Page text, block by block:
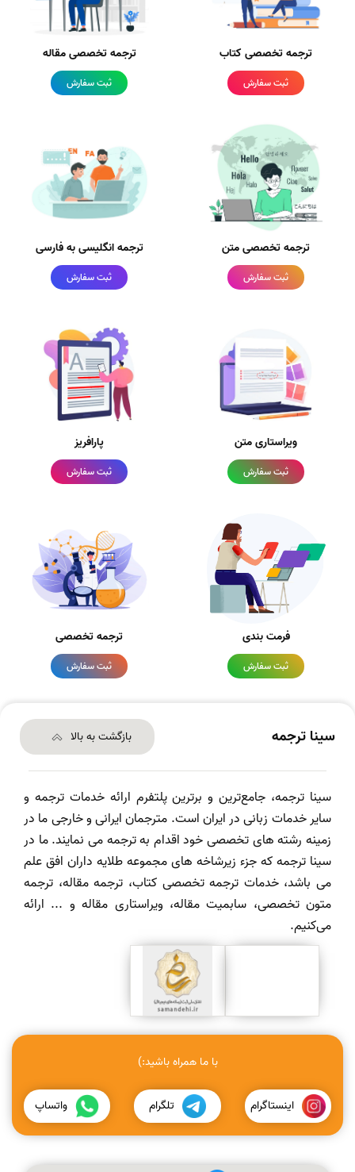
ترجمه تخصصی کتاب
ثبت سفارش
ترجمه تخصصی مقاله
ثبت سفارش
ترجمه تخصصی متن
ثبت سفارش
ترجمه انگلیسی به فارسی
ثبت سفارش
ویراستاری متن
ثبت سفارش
پارافریز
ثبت سفارش
فرمت بندی
ثبت سفارش
ترجمه تخصصی
ثبت سفارش
سینا ترجمه بازگشت به بالا
سینا ترجمه، جامع‌ترین و برترین پلتفرم ارائه خدمات ترجمه و
سایر خدمات زبانی در ایران است. مترجمان ایرانی و خارجی ما در
زمینه رشته های تخصصی خود اقدام به ترجمه می نمایند. ما در
سینا ترجمه که جزء زیرشاخه های مجموعه طلایه داران افق علم
می باشد، خدمات ترجمه تخصصی کتاب، ترجمه مقاله، ترجمه
متون تخصصی، سابمیت مقاله، ویراستاری مقاله و ... ارائه
می‌کنیم.
با ما همراه باشید:)
اینستاگرام تلگرام واتساپ